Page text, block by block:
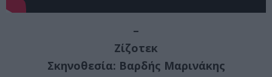
–
Ζίζοτεκ
Σκηνοθεσία: Βαρδής Μαρινάκης